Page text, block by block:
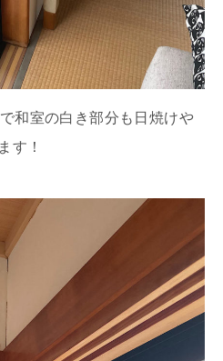
和室の白き部分も日焼けや
す！